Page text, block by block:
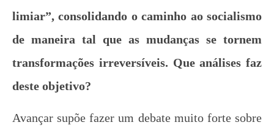
limiar”, consolidando o caminho ao socialismo
de maneira tal que as mudanças se tornem
transformações irreversíveis. Que análises faz
deste objetivo?
Avançar supõe fazer um debate muito forte sobre